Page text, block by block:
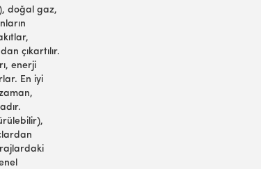
doğal gaz,
çıkartılır.
enerji
En iyi